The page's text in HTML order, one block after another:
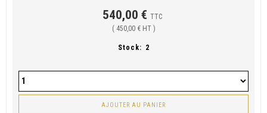
540,00 € TTC
( 450,00 € HT )
Stock: 2
AJOUTER AU PANIER